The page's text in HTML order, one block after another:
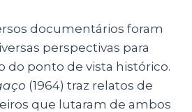
documentários foram
perspectivas para
do ponto de vista histórico.
(1964) traz relatos de
que lutaram de ambos